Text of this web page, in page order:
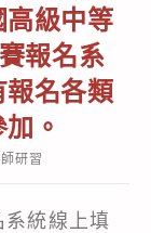
高級中等
報名系
名各類
。
研習
統線上填